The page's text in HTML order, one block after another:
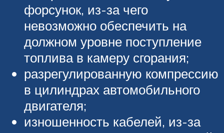
форсунок, из-за чего
невозможно обеспечить на
должном уровне поступление
топлива в камеру сгорания;
разрегулированную компрессию
в цилиндрах автомобильного
двигателя;
изношенность кабелей, из-за